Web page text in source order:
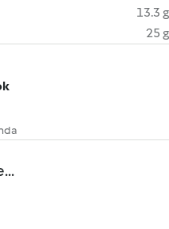
13.3 g
25 g